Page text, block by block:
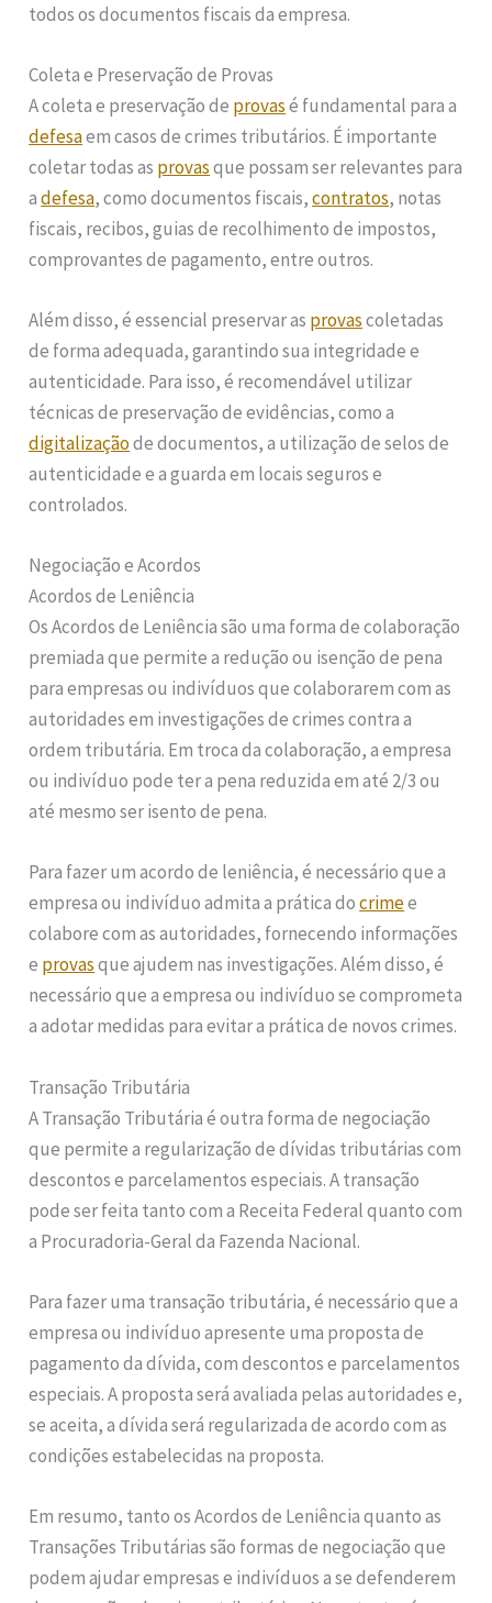
todos os documentos fiscais da empresa.
Coleta e Preservação de Provas
A coleta e preservação de provasé fundamental para a
defesaem casos de crimes tributários. É importante
coletar todas as provasque possam ser relevantes para
adefesa, como documentos fiscais,contratos, notas
fiscais, recibos, guias de recolhimento de impostos,
comprovantes de pagamento, entre outros.
Além disso, é essencial preservar as provascoletadas
de forma adequada, garantindo sua integridade e
autenticidade. Para isso, é recomendável utilizar
técnicas de preservação de evidências, como a
digitalizaçãode documentos, a utilização de selos de
autenticidade e a guarda em locais seguros e
controlados.
Negociação e Acordos
Acordos de Leniência
Os Acordos de Leniência são uma forma de colaboração
premiada que permite a redução ou isenção de pena
para empresas ou indivíduos que colaborarem com as
autoridades em investigações de crimes contra a
ordem tributária. Em troca da colaboração, a empresa
ou indivíduo pode ter a pena reduzida em até 2/3 ou
até mesmo ser isento de pena.
Para fazer um acordo de leniência, é necessário que a
empresa ou indivíduo admita a prática docrimee
colabore com as autoridades, fornecendo informações
e provasque ajudem nas investigações. Além disso, é
necessário que a empresa ou indivíduo se comprometa
a adotar medidas para evitar a prática de novos crimes.
Transação Tributária
A Transação Tributária é outra forma de negociação
que permite a regularização de dívidas tributárias com
descontos e parcelamentos especiais. A transação
pode ser feita tanto com a Receita Federal quanto com
a Procuradoria-Geral da Fazenda Nacional.
Para fazer uma transação tributária, é necessário que a
empresa ou indivíduo apresente uma proposta de
pagamento da dívida, com descontos e parcelamentos
especiais. A proposta será avaliada pelas autoridades e,
se aceita, a dívida será regularizada de acordo com as
condições estabelecidas na proposta.
Em resumo, tanto os Acordos de Leniência quanto as
Transações Tributárias são formas de negociação que
podem ajudar empresas e indivíduos a se defenderem